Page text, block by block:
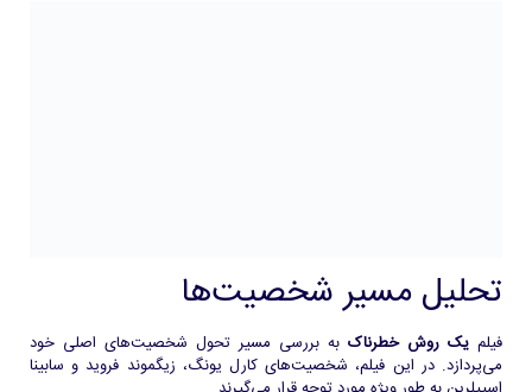
تحلیل مسیر شخصیت‌ها
فیلم یک روش خطرناک به بررسی مسیر تحول شخصیت‌های اصلی خود
می‌پردازد. در این فیلم، شخصیت‌های کارل یونگ، زیگموند فروید و سابینا